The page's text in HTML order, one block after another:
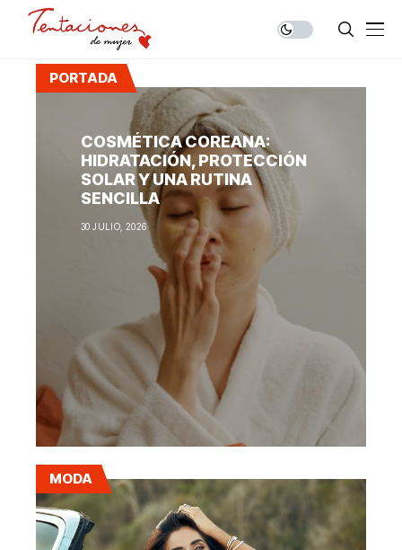
PORTADA
COSMÉTICA COREANA:
HIDRATACIÓN, PROTECCIÓN
SOLAR Y UNA RUTINA
SENCILLA
30 JULIO, 2026
MODA